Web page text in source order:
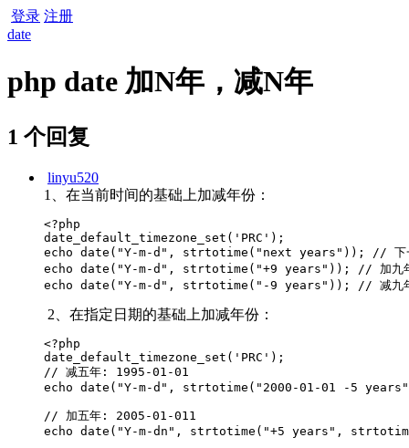
登录 注册
date
php date 加N年，减N年
1 个回复
linyu520
1、在当前时间的基础上加减年份：
<?php
date_default_timezone_set('PRC');
echo date("Y-m-d", strtotime("next years")); // 下
echo date("Y-m-d", strtotime("+9 years")); // 加九
echo date("Y-m-d", strtotime("-9 years")); // 减九
2、在指定日期的基础上加减年份：
<?php
date_default_timezone_set('PRC');
// 减五年: 1995-01-01
echo date("Y-m-d", strtotime("2000-01-01 -5
// 加五年: 2005-01-011
echo date("Y-m-dn", strtotime("+5 years",